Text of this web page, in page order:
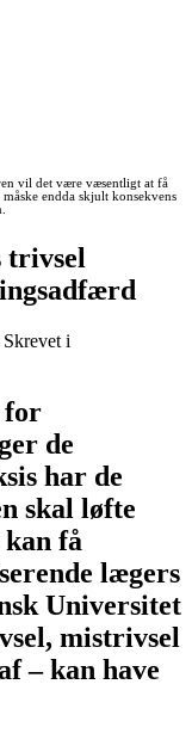
vil det være væsentligt at få
endda skjult konsekvens
trivsel
Skrevet i
for
de
har de
skal løfte
kan få
lægers
Universitet
mistrivsel
– kan have